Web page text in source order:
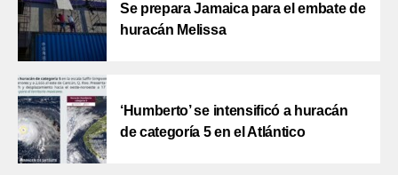
Se prepara Jamaica para el embate de
huracán Melissa
‘Humberto’ se intensificó a huracán
de categoría 5 en el Atlántico